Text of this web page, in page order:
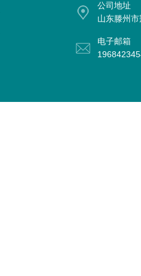
公司地址
山东滕州
电子邮箱